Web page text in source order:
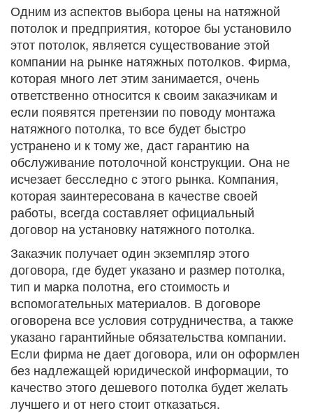
Одним из аспектов выбора цены на натяжной
потолок и предприятия, которое бы установило
этот потолок, является существование этой
компании на рынке натяжных потолков. Фирма,
которая много лет этим занимается, очень
ответственно относится к своим заказчикам и
если появятся претензии по поводу монтажа
натяжного потолка, то все будет быстро
устранено и к тому же, даст гарантию на
обслуживание потолочной конструкции. Она не
исчезает бесследно с этого рынка. Компания,
которая заинтересована в качестве своей
работы, всегда составляет официальный
договор на установку натяжного потолка.
Заказчик получает один экземпляр этого
договора, где будет указано и размер потолка,
тип и марка полотна, его стоимость и
вспомогательных материалов. В договоре
оговорена все условия сотрудничества, а также
указано гарантийные обязательства компании.
Если фирма не дает договора, или он оформлен
без надлежащей юридической информации, то
качество этого дешевого потолка будет желать
лучшего и от него стоит отказаться.